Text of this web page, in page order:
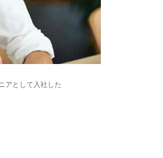
アとして入社した